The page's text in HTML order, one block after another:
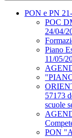
PON e PN
POC
24/04/
Piano
11/05/
57173
scuole
PON